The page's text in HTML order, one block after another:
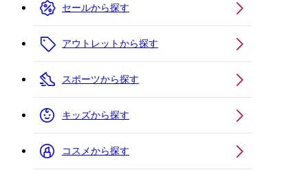
セールから探す
アウトレットから探す
スポーツから探す
キッズから探す
コスメから探す